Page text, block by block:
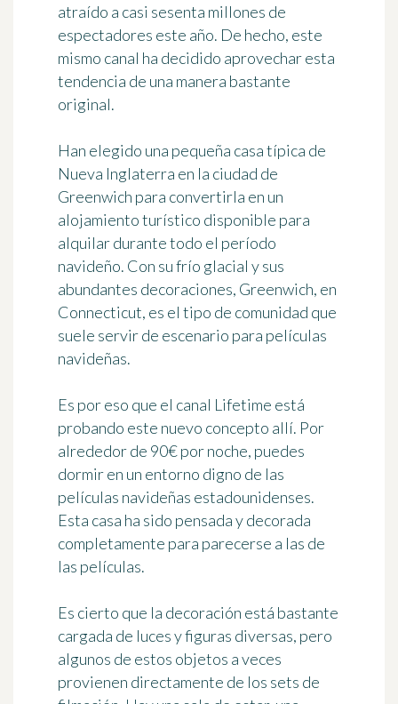
atraído a casi sesenta millones de
espectadores este año. De hecho, este
mismo canal ha decidido aprovechar esta
tendencia de una manera bastante
original.
Han elegido una pequeña casa típica de
Nueva Inglaterra en la ciudad de
Greenwich para convertirla en un
alojamiento turístico disponible para
alquilar durante todo el período
navideño. Con su frío glacial y sus
abundantes decoraciones, Greenwich, en
Connecticut, es el tipo de comunidad que
suele servir de escenario para películas
navideñas.
Es por eso que el canal Lifetime está
probando este nuevo concepto allí. Por
alrededor de 90€ por noche, puedes
dormir en un entorno digno de las
películas navideñas estadounidenses.
Esta casa ha sido pensada y decorada
completamente para parecerse a las de
las películas.
Es cierto que la decoración está bastante
cargada de luces y figuras diversas, pero
algunos de estos objetos a veces
provienen directamente de los sets de